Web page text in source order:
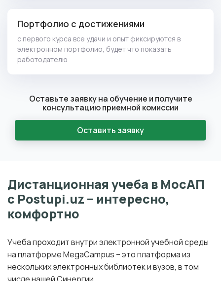
Портфолио с достижениями
с первого курса все удачи и опыт фиксируются в
электронном портфолио, будет что показать
работодателю
Оставьте заявку на обучение и получите
консультацию приемной комиссии
Оставить заявку
Дистанционная учеба в МосАП
с Postupi.uz – интересно,
комфортно
Учеба проходит внутри электронной учебной среды
на платформе MegaCampus – это платформа из
нескольких электронных библиотек и вузов, в том
числе нашей Синергии.